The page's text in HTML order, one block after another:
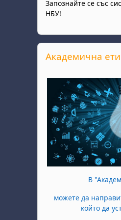
Запознайте се със
НБУ!
Skip Академична етика
Академична
В
можете да
който да